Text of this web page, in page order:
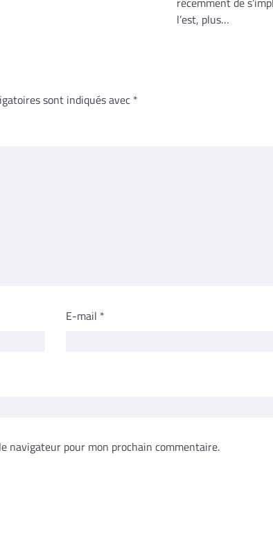
l’est, plus…
sont indiqués avec *
E-mail *
navigateur pour mon prochain commentaire.